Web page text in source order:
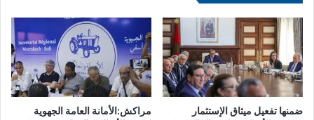
ب
ا
ن
ي
ل
ل
م
ل
م
و
ل
و
د
ه
ضمنها تفعيل ميثاق الإستثمار
مراكش:الأمانة العامة الجهوية